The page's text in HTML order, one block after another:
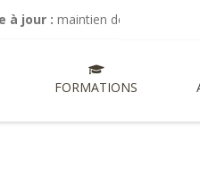
maintien de mes activités de
FORMATIONS